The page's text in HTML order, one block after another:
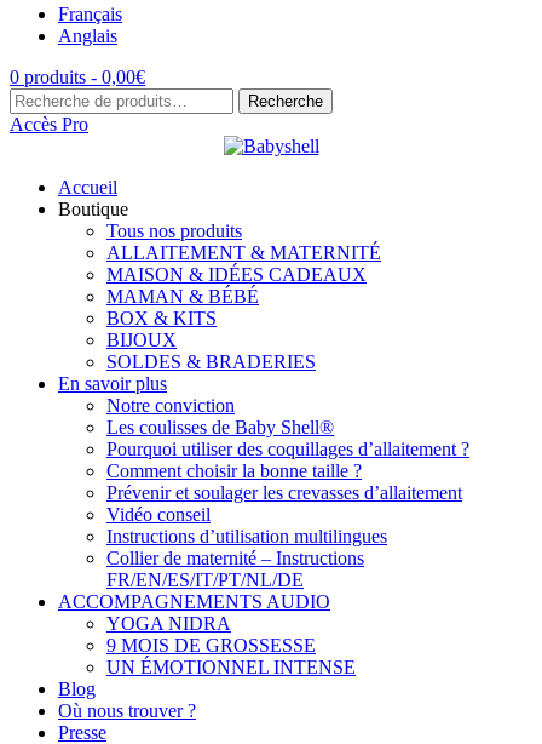
Français
Anglais
0 produits - 0,00€
Recherche
pour :
Recherche
Accès Pro
Accueil
Boutique
Tous nos produits
ALLAITEMENT & MATERNITÉ
MAISON & IDÉES CADEAUX
MAMAN & BÉBÉ
BOX & KITS
BIJOUX
SOLDES & BRADERIES
En savoir plus
Notre conviction
Les coulisses de Baby Shell®
Pourquoi utiliser des coquillages d’allaitement ?
Comment choisir la bonne taille ?
Prévenir et soulager les crevasses d’allaitement
Vidéo conseil
Instructions d’utilisation multilingues
Collier de maternité – Instructions
FR/EN/ES/IT/PT/NL/DE
ACCOMPAGNEMENTS AUDIO
YOGA NIDRA
9 MOIS DE GROSSESSE
UN ÉMOTIONNEL INTENSE
Blog
Où nous trouver ?
Presse